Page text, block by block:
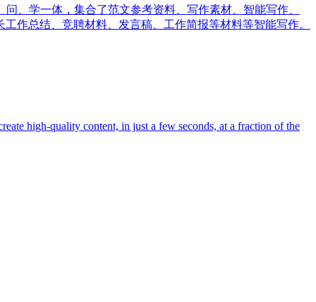
、学一体，集合了范文参考资料、写作素材、智能写作、
作总结、竞聘材料、发言稿、工作简报等材料等智能写作。
high-quality content, in just a few seconds, at a fraction of the